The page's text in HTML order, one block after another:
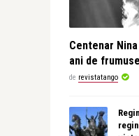
Centenar
ani de
de revistatango